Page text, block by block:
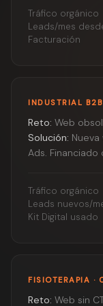
Tráfico orgánico
Leads/mes
Facturación
INDUSTRIAL
Reto: Web
Solución:
Ads. Financiado
Tráfico orgánico
Leads nuevos/
Kit Digital usado
FISIOTERAPIA ·
Reto: Web sin